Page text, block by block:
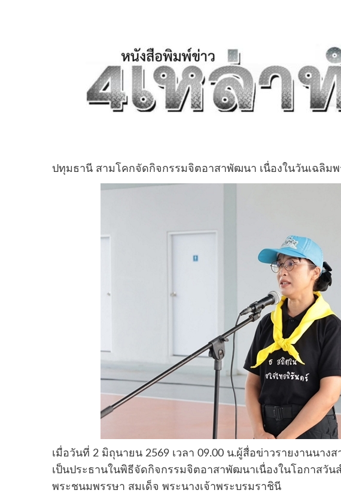
ปทุมธานี สามโคกจัดกิจกรรมจิตอาสาพัฒนา เนื่องในวันเฉลิม
เมื่อวันที่ 2 มิถุนายน 2569 เวลา 09.00 น.ผู้สื่อข่าวรายงานนา
เป็นประธานในพิธีจัดกิจกรรมจิตอาสาพัฒนาเนื่องในโอกาสวั
พระชนมพรรษา สมเด็จ พระนางเจ้าพระบรมราชินี